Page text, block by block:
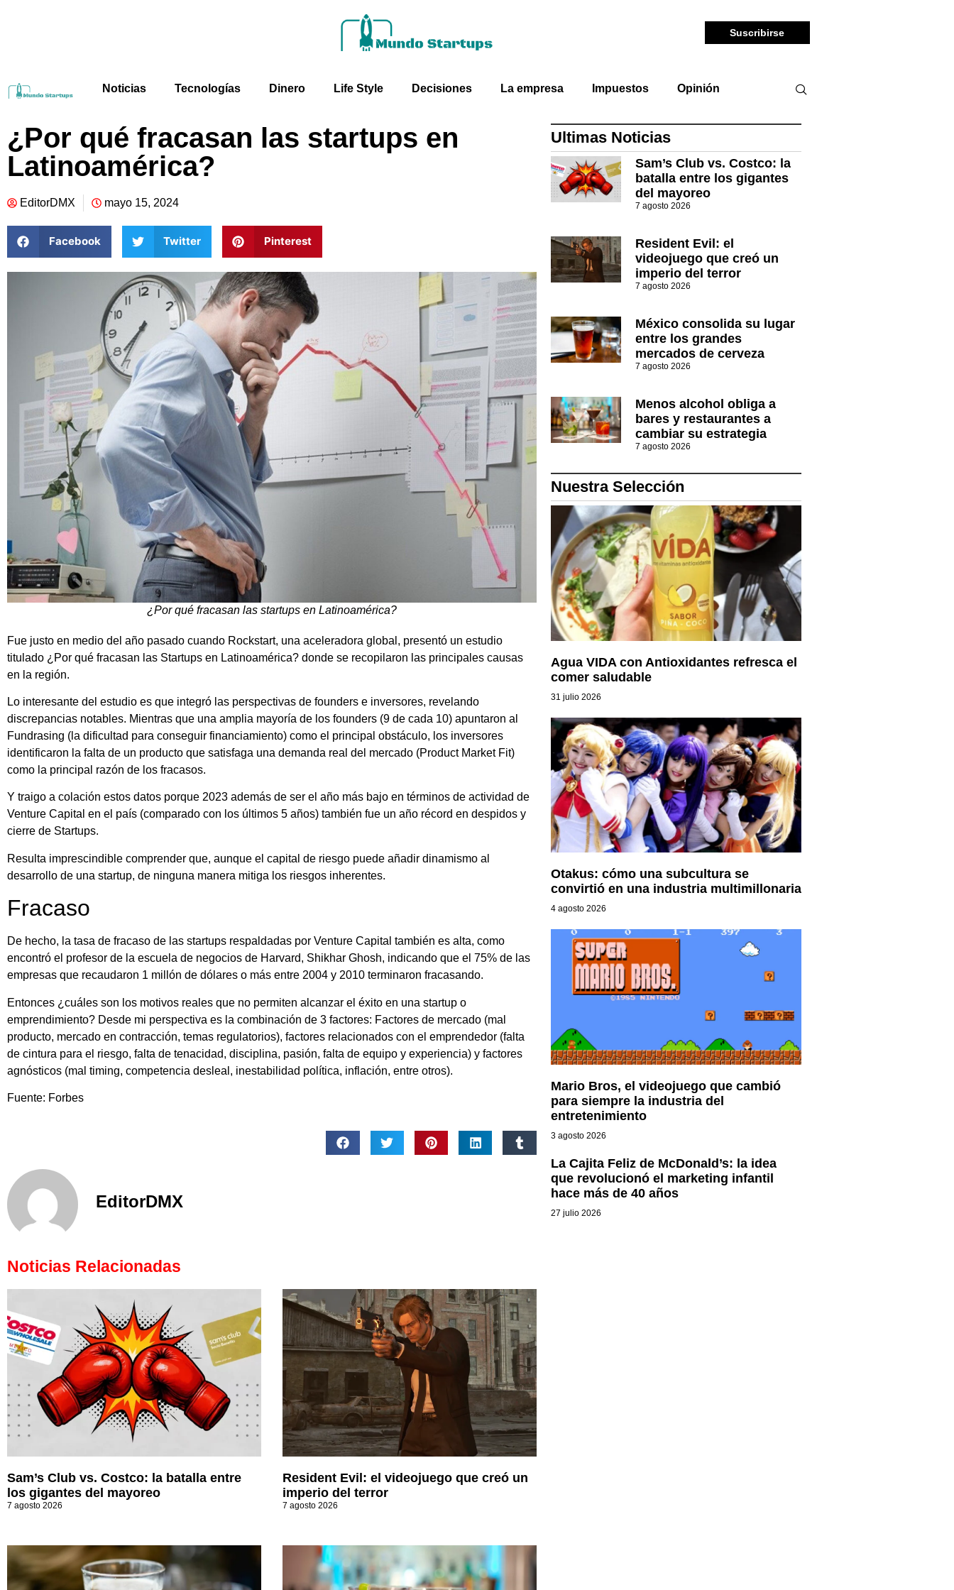
Suscribirse
Noticias Tecnologías Dinero Life Style Decisiones La empresa Impuestos Opinión
¿Por qué fracasan las startups en
Latinoamérica?
EditorDMX mayo 15, 2024
Facebook Twitter Pinterest
¿Por qué fracasan las startups en Latinoamérica?
Fue justo en medio del año pasado cuando Rockstart, una aceleradora global, presentó un estudio
titulado ¿Por qué fracasan las Startups en Latinoamérica? donde se recopilaron las principales causas
en la región.
Lo interesante del estudio es que integró las perspectivas de founders e inversores, revelando
discrepancias notables. Mientras que una amplia mayoría de los founders (9 de cada 10) apuntaron al
Fundrasing (la dificultad para conseguir financiamiento) como el principal obstáculo, los inversores
identificaron la falta de un producto que satisfaga una demanda real del mercado (Product Market Fit)
como la principal razón de los fracasos.
Y traigo a colación estos datos porque 2023 además de ser el año más bajo en términos de actividad de
Venture Capital en el país (comparado con los últimos 5 años) también fue un año récord en despidos y
cierre de Startups.
Resulta imprescindible comprender que, aunque el capital de riesgo puede añadir dinamismo al
desarrollo de una startup, de ninguna manera mitiga los riesgos inherentes.
Fracaso
De hecho, la tasa de fracaso de las startups respaldadas por Venture Capital también es alta, como
encontró el profesor de la escuela de negocios de Harvard, Shikhar Ghosh, indicando que el 75% de las
empresas que recaudaron 1 millón de dólares o más entre 2004 y 2010 terminaron fracasando.
Entonces ¿cuáles son los motivos reales que no permiten alcanzar el éxito en una startup o
emprendimiento? Desde mi perspectiva es la combinación de 3 factores: Factores de mercado (mal
producto, mercado en contracción, temas regulatorios), factores relacionados con el emprendedor (falta
de cintura para el riesgo, falta de tenacidad, disciplina, pasión, falta de equipo y experiencia) y factores
agnósticos (mal timing, competencia desleal, inestabilidad política, inflación, entre otros).
Fuente: Forbes
EditorDMX
Noticias Relacionadas
Sam’s Club vs. Costco: la batalla entre
los gigantes del mayoreo
7 agosto 2026
Resident Evil: el videojuego que creó un
imperio del terror
7 agosto 2026
Ultimas Noticias
Sam’s Club vs. Costco: la
batalla entre los gigantes
del mayoreo
7 agosto 2026
Resident Evil: el
videojuego que creó un
imperio del terror
7 agosto 2026
México consolida su lugar
entre los grandes
mercados de cerveza
7 agosto 2026
Menos alcohol obliga a
bares y restaurantes a
cambiar su estrategia
7 agosto 2026
Nuestra Selección
Agua VIDA con Antioxidantes refresca el
comer saludable
31 julio 2026
Otakus: cómo una subcultura se
convirtió en una industria multimillonaria
4 agosto 2026
Mario Bros, el videojuego que cambió
para siempre la industria del
entretenimiento
3 agosto 2026
La Cajita Feliz de McDonald’s: la idea
que revolucionó el marketing infantil
hace más de 40 años
27 julio 2026